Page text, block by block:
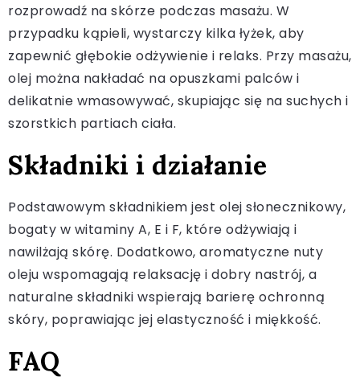
rozprowadź na skórze podczas masażu. W
przypadku kąpieli, wystarczy kilka łyżek, aby
zapewnić głębokie odżywienie i relaks. Przy masażu,
olej można nakładać na opuszkami palców i
delikatnie wmasowywać, skupiając się na suchych i
szorstkich partiach ciała.
Składniki i działanie
Podstawowym składnikiem jest olej słonecznikowy,
bogaty w witaminy A, E i F, które odżywiają i
nawilżają skórę. Dodatkowo, aromatyczne nuty
oleju wspomagają relaksację i dobry nastrój, a
naturalne składniki wspierają barierę ochronną
skóry, poprawiając jej elastyczność i miękkość.
FAQ